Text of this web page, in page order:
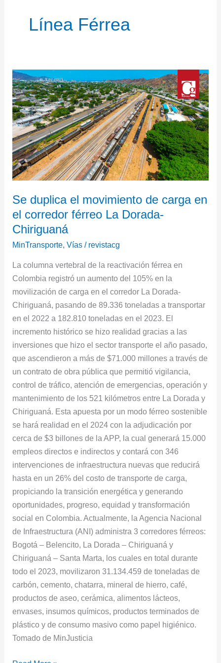
Línea Férrea
Se duplica el movimiento de carga en
el corredor férreo La Dorada-
Chiriguaná
MinTransporte,Vías / revistacg
La columna vertebral de la reactivación férrea en
Colombia registró un aumento del 105% en la
movilización de carga en el corredor La Dorada-
Chiriguaná, pasando de 89.336 toneladas a transportar
en el 2022 a 182.810 toneladas en el 2023. El
incremento histórico se hizo realidad gracias a las
inversiones que hizo el sector transporte el año pasado,
que ascendieron a más de $71.000 millones a través de
un contrato de obra pública que permitió vigilancia,
control de tráfico, atención de emergencias, operación y
mantenimiento de los 521 kilómetros entre La Dorada y
Chiriguaná. Esta apuesta por un modo férreo sostenible
se hará realidad en el 2024 con la adjudicación por
cerca de $3 billones de la APP, la cual generará 15.000
empleos directos e indirectos y contará con 346
intervenciones de infraestructura nuevas que reducirá
hasta en un 26% del costo de transporte de carga,
propiciando la transición energética y generando
oportunidades, progreso, equidad y transformación
social en Colombia. Actualmente, la Agencia Nacional
de Infraestructura (ANI) administra 3 corredores férreos:
Bogotá – Belencito, La Dorada – Chiriguaná y
Chiriguaná – Santa Marta, los cuales en total durante
todo el 2023, movilizaron 31.134.459 de toneladas de
carbón, cemento, chatarra, mineral de hierro, café,
productos de aseo, cerámica, alimentos lácteos,
envases, insumos químicos, productos terminados de
plástico y de consumo masivo como papel higiénico.
Tomado de MinJusticia
Se
duplica
el
movimiento
de
carga
en
el
corredor
férreo
La
Chiriguaná